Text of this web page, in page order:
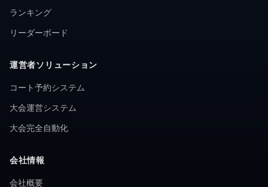
ランキング
リーダーボード
運営者ソリューション
コート予約システム
大会運営システム
大会完全自動化
会社情報
会社概要